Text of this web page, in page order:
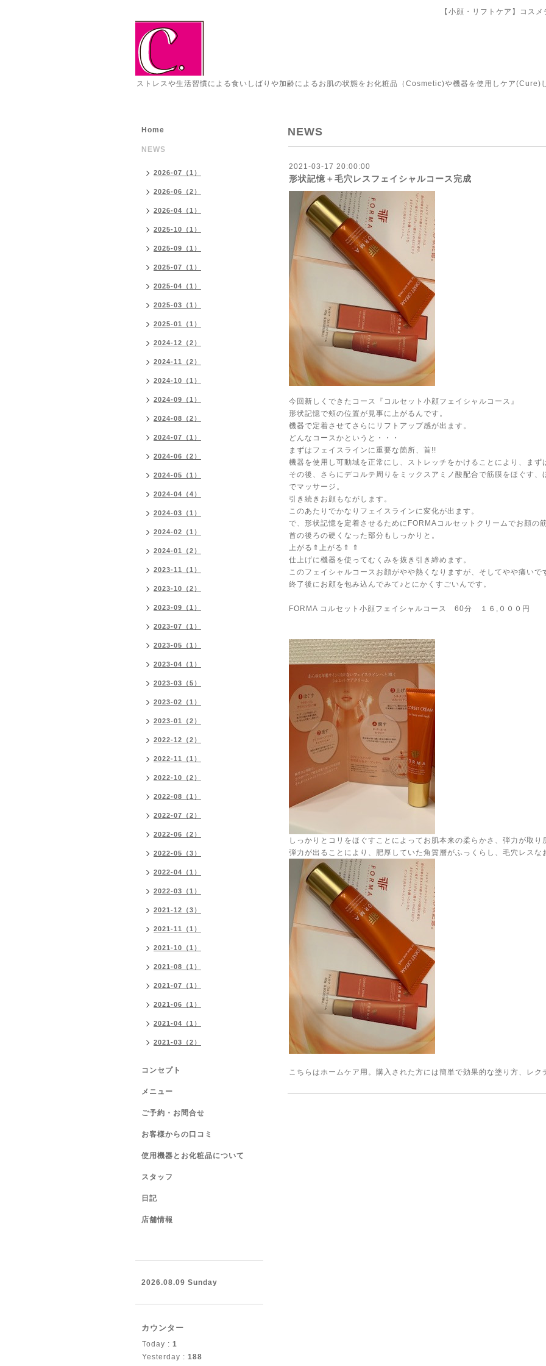
【小顔・リフトケア】コス
ストレスや生活習慣による食いしばりや加齢によるお肌の状態をお化粧品（Cosmetic)や機器を使用しケア(Cure)
NEWS
2021-03-17 20:00:00
形状記憶＋毛穴レスフェイシャルコース完成
今回新しくできたコース『コルセット小顔フェイシャルコース』
形状記憶で頰の位置が見事に上がるんです。
機器で定着させてさらにリフトアップ感が出ます。
どんなコースかというと・・・
まずはフェイスラインに重要な箇所、首!!
機器を使用し可動域を正常にし、ストレッチをかけることにより、まず
その後、さらにデコルテ周りをミックスアミノ酸配合で筋膜をほぐす
でマッサージ。
引き続きお顔もながします。
このあたりでかなりフェイスラインに変化が出ます。
で、形状記憶を定着させるためにFORMAコルセットクリームでお顔の
首の後ろの硬くなった部分もしっかりと。
上がる⇑上がる⇑ ⇑
仕上げに機器を使ってむくみを抜き引き締めます。
このフェイシャルコースお顔がやや熱くなりますが、そしてやや痛いで
終了後にお顔を包み込んでみて♪とにかくすごいんです。
FORMA コルセット小顔フェイシャルコース 60分 １６,０００円
しっかりとコリをほぐすことによってお肌本来の柔らかさ、弾力が取り
弾力が出ることにより、肥厚していた角質層がふっくらし、毛穴レスな
こちらはホームケア用。購入された方には簡単で効果的な塗り方、レク
Home
NEWS
2026-07（1）
2026-06（2）
2026-04（1）
2025-10（1）
2025-09（1）
2025-07（1）
2025-04（1）
2025-03（1）
2025-01（1）
2024-12（2）
2024-11（2）
2024-10（1）
2024-09（1）
2024-08（2）
2024-07（1）
2024-06（2）
2024-05（1）
2024-04（4）
2024-03（1）
2024-02（1）
2024-01（2）
2023-11（1）
2023-10（2）
2023-09（1）
2023-07（1）
2023-05（1）
2023-04（1）
2023-03（5）
2023-02（1）
2023-01（2）
2022-12（2）
2022-11（1）
2022-10（2）
2022-08（1）
2022-07（2）
2022-06（2）
2022-05（3）
2022-04（1）
2022-03（1）
2021-12（3）
2021-11（1）
2021-10（1）
2021-08（1）
2021-07（1）
2021-06（1）
2021-04（1）
2021-03（2）
コンセプト
メニュー
ご予約・お問合せ
お客様からの口コミ
使用機器とお化粧品について
スタッフ
日記
店舗情報
2026.08.09 Sunday
カウンター
Today : 1
Yesterday : 188